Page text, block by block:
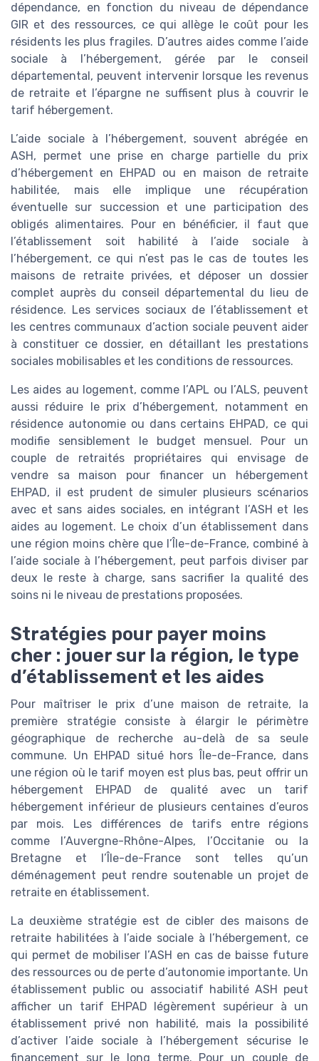
dépendance, en fonction du niveau de dépendance
GIR et des ressources, ce qui allège le coût pour les
résidents les plus fragiles. D’autres aides comme l’aide
sociale à l’hébergement, gérée par le conseil
départemental, peuvent intervenir lorsque les revenus
de retraite et l’épargne ne suffisent plus à couvrir le
tarif hébergement.
L’aide sociale à l’hébergement, souvent abrégée en
ASH, permet une prise en charge partielle du prix
d’hébergement en EHPAD ou en maison de retraite
habilitée, mais elle implique une récupération
éventuelle sur succession et une participation des
obligés alimentaires. Pour en bénéficier, il faut que
l’établissement soit habilité à l’aide sociale à
l’hébergement, ce qui n’est pas le cas de toutes les
maisons de retraite privées, et déposer un dossier
complet auprès du conseil départemental du lieu de
résidence. Les services sociaux de l’établissement et
les centres communaux d’action sociale peuvent aider
à constituer ce dossier, en détaillant les prestations
sociales mobilisables et les conditions de ressources.
Les aides au logement, comme l’APL ou l’ALS, peuvent
aussi réduire le prix d’hébergement, notamment en
résidence autonomie ou dans certains EHPAD, ce qui
modifie sensiblement le budget mensuel. Pour un
couple de retraités propriétaires qui envisage de
vendre sa maison pour financer un hébergement
EHPAD, il est prudent de simuler plusieurs scénarios
avec et sans aides sociales, en intégrant l’ASH et les
aides au logement. Le choix d’un établissement dans
une région moins chère que l’Île-de-France, combiné à
l’aide sociale à l’hébergement, peut parfois diviser par
deux le reste à charge, sans sacrifier la qualité des
soins ni le niveau de prestations proposées.
Stratégies pour payer moins
cher : jouer sur la région, le type
d’établissement et les aides
Pour maîtriser le prix d’une maison de retraite, la
première stratégie consiste à élargir le périmètre
géographique de recherche au-delà de sa seule
commune. Un EHPAD situé hors Île-de-France, dans
une région où le tarif moyen est plus bas, peut offrir un
hébergement EHPAD de qualité avec un tarif
hébergement inférieur de plusieurs centaines d’euros
par mois. Les différences de tarifs entre régions
comme l’Auvergne-Rhône-Alpes, l’Occitanie ou la
Bretagne et l’Île-de-France sont telles qu’un
déménagement peut rendre soutenable un projet de
retraite en établissement.
La deuxième stratégie est de cibler des maisons de
retraite habilitées à l’aide sociale à l’hébergement, ce
qui permet de mobiliser l’ASH en cas de baisse future
des ressources ou de perte d’autonomie importante. Un
établissement public ou associatif habilité ASH peut
afficher un tarif EHPAD légèrement supérieur à un
établissement privé non habilité, mais la possibilité
d’activer l’aide sociale à l’hébergement sécurise le
financement sur le long terme. Pour un couple de